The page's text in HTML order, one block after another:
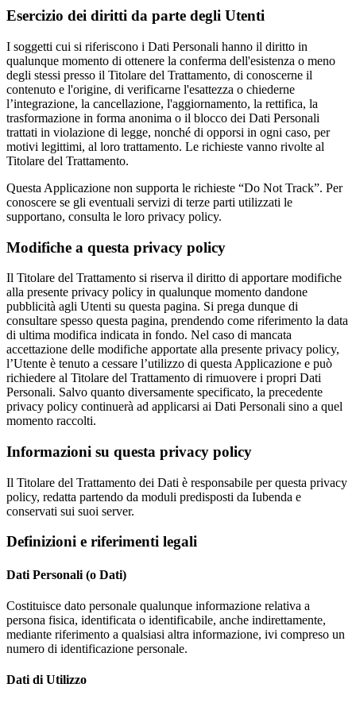
Esercizio dei diritti da parte degli Utenti
I soggetti cui si riferiscono i Dati Personali hanno il diritto in
qualunque momento di ottenere la conferma dell'esistenza o meno
degli stessi presso il Titolare del Trattamento, di conoscerne il
contenuto e l'origine, di verificarne l'esattezza o chiederne
l’integrazione, la cancellazione, l'aggiornamento, la rettifica, la
trasformazione in forma anonima o il blocco dei Dati Personali
trattati in violazione di legge, nonché di opporsi in ogni caso, per
motivi legittimi, al loro trattamento. Le richieste vanno rivolte al
Titolare del Trattamento.
Questa Applicazione non supporta le richieste “Do Not Track”. Per
conoscere se gli eventuali servizi di terze parti utilizzati le
supportano, consulta le loro privacy policy.
Modifiche a questa privacy policy
Il Titolare del Trattamento si riserva il diritto di apportare modifiche
alla presente privacy policy in qualunque momento dandone
pubblicità agli Utenti su questa pagina. Si prega dunque di
consultare spesso questa pagina, prendendo come riferimento la data
di ultima modifica indicata in fondo. Nel caso di mancata
accettazione delle modifiche apportate alla presente privacy policy,
l’Utente è tenuto a cessare l’utilizzo di questa Applicazione e può
richiedere al Titolare del Trattamento di rimuovere i propri Dati
Personali. Salvo quanto diversamente specificato, la precedente
privacy policy continuerà ad applicarsi ai Dati Personali sino a quel
momento raccolti.
Informazioni su questa privacy policy
Il Titolare del Trattamento dei Dati è responsabile per questa privacy
policy, redatta partendo da moduli predisposti da Iubenda e
conservati sui suoi server.
Definizioni e riferimenti legali
Dati Personali (o Dati)
Costituisce dato personale qualunque informazione relativa a
persona fisica, identificata o identificabile, anche indirettamente,
mediante riferimento a qualsiasi altra informazione, ivi compreso un
numero di identificazione personale.
Dati di Utilizzo